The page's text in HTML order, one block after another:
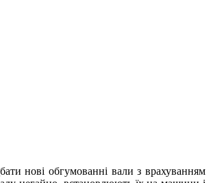
нові обгумованні вали з врахуванням